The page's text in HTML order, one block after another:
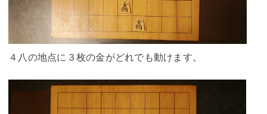
４八の地点に３枚の金がどれでも動けます。